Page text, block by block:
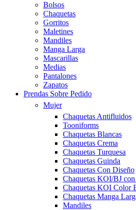
Bolsos
Chaquetas
Gorritos
Maletines
Mandiles
Manga Larga
Mascarillas
Medias
Pantalones
Zapatos
Prendas Sobre Pedido
Mujer
Chaquetas Antifluidos
Tooniforms
Chaquetas Blancas
Chaquetas Crema
Chaquetas Turquesa
Chaquetas Guinda
Chaquetas Con Diseño
Chaquetas KOI/BJ
Chaquetas KOI Color
Chaquetas Manga
Mandiles